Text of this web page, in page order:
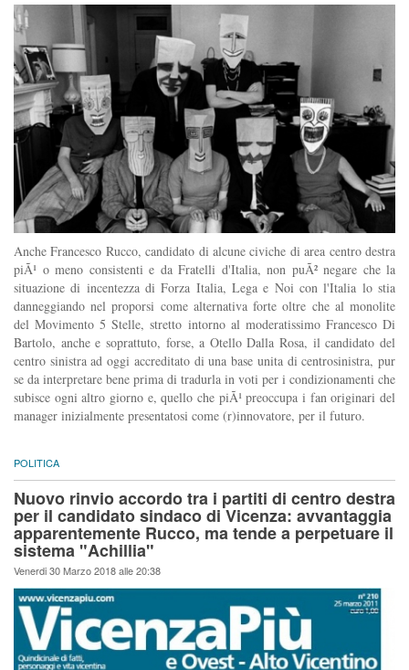
Anche Francesco Rucco, candidato di alcune civiche di area centro destra
piÃ¹ o meno consistenti e da Fratelli d'Italia, non puÃ² negare che la
situazione di incentezza di Forza Italia, Lega e Noi con l'Italia lo stia
danneggiando nel proporsi come alternativa forte oltre che al monolite
del Movimento 5 Stelle, stretto intorno al moderatissimo Francesco Di
Bartolo, anche e soprattuto, forse, a Otello Dalla Rosa, il candidato del
centro sinistra ad oggi accreditato di una base unita di centrosinistra, pur
se da interpretare bene prima di tradurla in voti per i condizionamenti che
subisce ogni altro giorno e, quello che piÃ¹ preoccupa i fan originari del
manager inizialmente presentatosi come (r)innovatore, per il futuro.
POLITICA
Nuovo rinvio accordo tra i partiti di centro destra
per il candidato sindaco di Vicenza: avvantaggia
apparentemente Rucco, ma tende a perpetuare il
sistema "Achillia"
Venerdi 30 Marzo 2018 alle 20:38